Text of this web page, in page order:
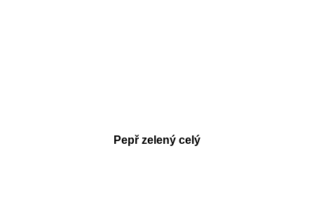
Pepř zelený celý